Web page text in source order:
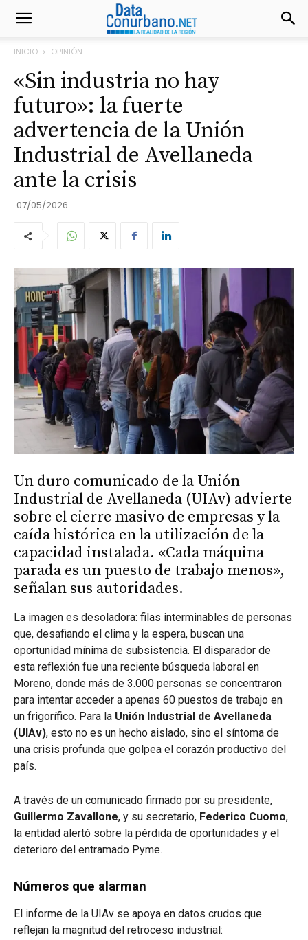
INICIO OPINIÓN
«Sin industria no hay
futuro»: la fuerte
advertencia de la Unión
Industrial de Avellaneda
ante la crisis
07/05/2026
Un duro comunicado de la Unión
Industrial de Avellaneda (UIAv) advierte
sobre el cierre masivo de empresas y la
caída histórica en la utilización de la
capacidad instalada. «Cada máquina
parada es un puesto de trabajo menos»,
señalan sus autoridades.
La imagen es desoladora: filas interminables de personas
que, desafiando el clima y la espera, buscan una
oportunidad mínima de subsistencia. El disparador de
esta reflexión fue una reciente búsqueda laboral en
Moreno, donde más de 3.000 personas se concentraron
para intentar acceder a apenas 60 puestos de trabajo en
un frigorífico. Para la Unión Industrial de Avellaneda
(UIAv), esto no es un hecho aislado, sino el síntoma de
una crisis profunda que golpea el corazón productivo del
país.
A través de un comunicado firmado por su presidente,
Guillermo Zavallone, y su secretario, Federico Cuomo,
la entidad alertó sobre la pérdida de oportunidades y el
deterioro del entramado Pyme.
Números que alarman
El informe de la UIAv se apoya en datos crudos que
reflejan la magnitud del retroceso industrial: